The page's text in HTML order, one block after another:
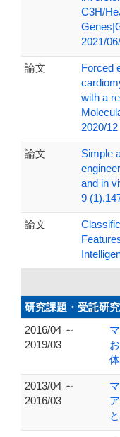
C3H/
2021/
論文
Forced
with a
2020/12
論文
Simple
and in
9
論文
研究課題・受託研
2016/04 ～
2019/03
2013/04 ～
2016/03